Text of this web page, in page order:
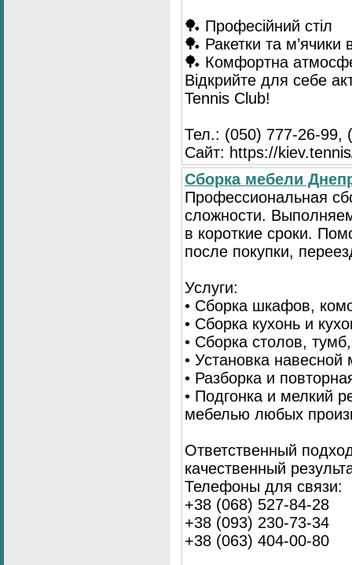
🏓 Професійний стіл
🏓 Ракетки та м’ячики
🏓 Комфортна
Відкрийте для себе
Tennis Club!
Тел.: (050) 777-26-99,
Сайт: https://
Сборка мебели
Профессиональная
сложности.
в короткие сроки.
после покупки,
Услуги:
• Сборка шкафов,
• Сборка кухонь и
• Сборка столов,
• Установка
• Разборка и
• Подгонка и мелкий
мебелью любых
Ответственный
качественный
Телефоны для связи:
+38 (068) 527-84-28
+38 (093) 230-73-34
+38 (063) 404-00-80